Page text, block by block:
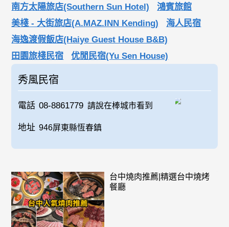
南方太陽旅店(Southern Sun Hotel)
鴻賓旅館
美棧 - 大街旅店(A.MAZ.INN Kending)
海人民宿
海逸渡假飯店(Haiye Guest House B&B)
田園旅棧民宿
优閒民宿(Yu Sen House)
秀風民宿
電話 08-8861779 請說在棒城市看到
地址 946屏東縣恆春鎮
台中燒肉推薦|精選台中燒烤
餐廳